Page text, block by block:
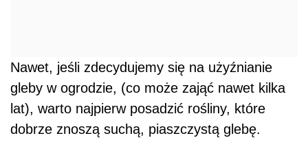
Nawet, jeśli zdecydujemy się na użyźnianie
gleby w ogrodzie, (co może zająć nawet kilka
lat), warto najpierw posadzić rośliny, które
dobrze znoszą suchą, piaszczystą glebę.